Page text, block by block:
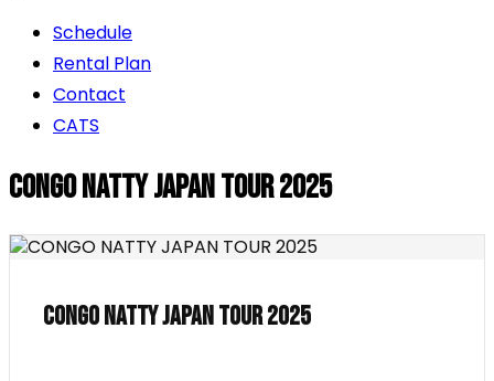
CIRCUS OSAKA
エンターテイメントスペース
Schedule
Rental Plan
Contact
CATS
CONGO NATTY JAPAN TOUR 2025
CONGO NATTY JAPAN TOUR 2025